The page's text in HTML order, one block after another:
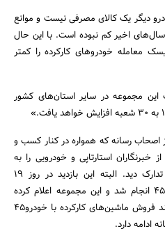
دیگر یک کالای مصرفی نیست و موانع
اخیر کم نبوده است. با این حال
معامله خودروهای کارکرده را کمتر
این مجموعه در سایر استان‌های کشور
قدردانی از اصحاب رسانه که همواره در کنار کسب و
خبرنگاران استارتاپی و خودرویی را به
مناسبت 17 مردادماه روز خبرنگار تدارک دید. البته این بازدید در روز 19
مردادماه در شعبه جنت آباد خودرو45 انجام شد و این مجموعه اعلام کرده
است که روند بازدید و مشاهده فرآیند فروش ماشین‌های کارکرده با خودرو45
ادامه دارد.